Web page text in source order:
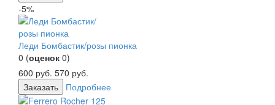
-5%
Леди Бомбастик/розы пионка
0 (оценок 0)
600 руб. 570 руб.
Заказать
Подробнее